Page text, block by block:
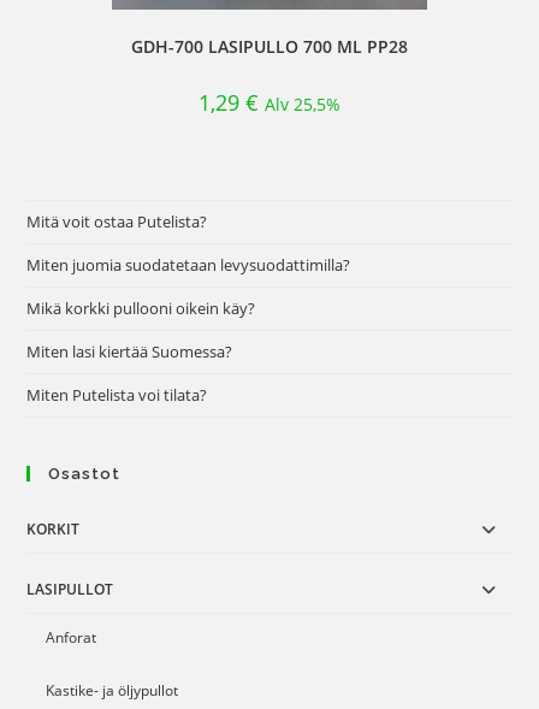
GDH-700 LASIPULLO 700 ML PP28
1,29 € Alv 25,5%
Mitä voit ostaa Putelista?
Miten juomia suodatetaan levysuodattimilla?
Mikä korkki pullooni oikein käy?
Miten lasi kiertää Suomessa?
Miten Putelista voi tilata?
Osastot
KORKIT
LASIPULLOT
Anforat
Kastike- ja öljypullot